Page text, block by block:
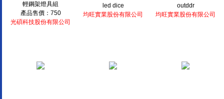
輕鋼架燈具組
產品售價：750
光碩科技股份有限公司
led dice
均旺實業股份有限公司
outddr
均旺實業股份有限公司